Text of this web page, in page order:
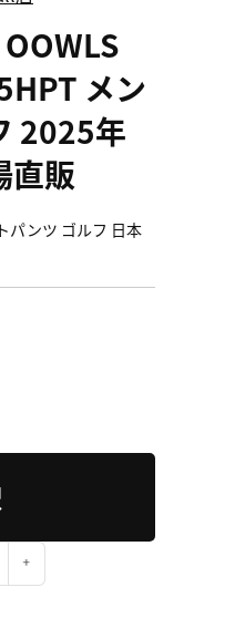
メン
2025年
直販
パンツ ゴルフ 日本